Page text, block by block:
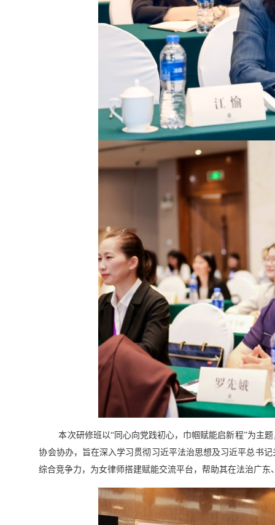
本次研修班以“同心向党践初心，巾帼赋能启新程”为主
协会协办，旨在深入学习贯彻习近平法治思想及习近平总书
综合竞争力，为女律师搭建赋能交流平台，帮助其在法治广